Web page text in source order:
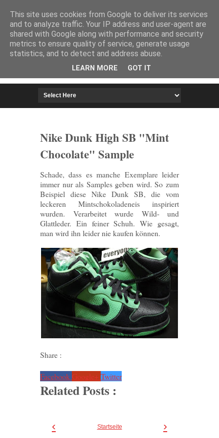
HOME IMPRESSUM
Nike Dunk High SB "Mint
Chocolate" Sample
Schade, dass es manche Exemplare leider
immer nur als Samples geben wird. So zum
Beispiel diese Nike Dunk SB, die vom
leckeren Mintschokoladeneis inspiriert
wurden. Verarbeitet wurde Wild- und
Glattleder. Ein feiner Schuh. Wie gesagt,
man wird ihn leider nie kaufen können.
Share :
Facebook Google+ Twitter
Related Posts :
‹ ›
Startseite
This site uses cookies from Google to deliver its services
and to analyze traffic. Your IP address and user-agent are
shared with Google along with performance and security
metrics to ensure quality of service, generate usage
statistics, and to detect and address abuse.
LEARN MORE GOT IT